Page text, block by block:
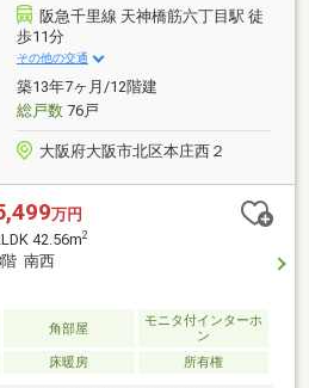
・便器、タンク、温水洗浄暖房便座
調・洗濯パン新調・給湯器新調
・網戸張替・分電盤新調
阪急千里線 天神橋筋六丁目駅 徒
歩11分
その他の交通
築13年7ヶ月/12階建
総戸数76戸
大阪府大阪市北区本庄西２
万円
42.56m2
南西
角部屋
モニタ付インターホ
ン
床暖房 所有権